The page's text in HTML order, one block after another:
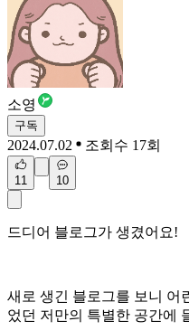
소영
구독
2024.07.02 조회수 17회
11 10
드디어 블로그가 생겼어요!
새로 생긴 블로그를 보니 어
었던 저만의 특별한 공간에